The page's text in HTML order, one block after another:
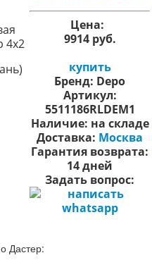
4х2
Цена:
9914 руб.
купить
Бренд: Depo
Артикул:
5511186RLDEM1
Наличие: на складе
Доставка: Москва
Гарантия возврата:
14 дней
Задать вопрос:
Дастер: